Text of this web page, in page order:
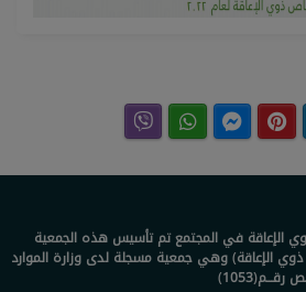
الإعاقة في المجتمع تم تأسيس هذه الجمعية
الإعاقة) وهي جمعية مسجلة لدى وزارة الموارد